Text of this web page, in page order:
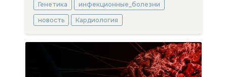
Генетика инфекционные_болезни
новость Кардиология